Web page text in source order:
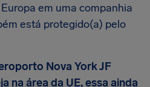
em uma companhia
está protegido(a) pelo
Nova York JF
na área da UE, essa ainda